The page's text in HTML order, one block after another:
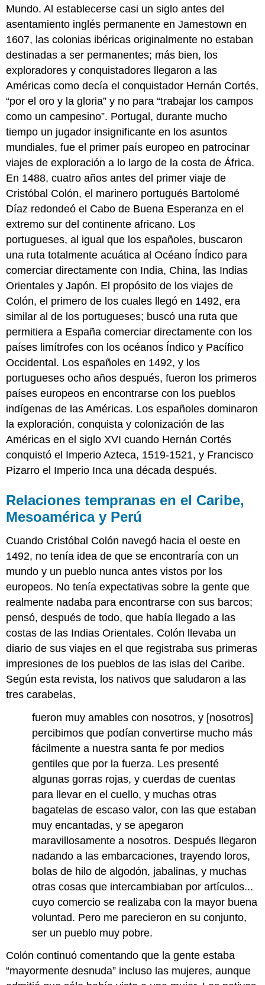
Mundo. Al establecerse casi un siglo antes del
asentamiento inglés permanente en Jamestown en
1607, las colonias ibéricas originalmente no estaban
destinadas a ser permanentes; más bien, los
exploradores y conquistadores llegaron a las
Américas como decía el conquistador Hernán Cortés,
“por el oro y la gloria” y no para “trabajar los campos
como un campesino”. Portugal, durante mucho
tiempo un jugador insignificante en los asuntos
mundiales, fue el primer país europeo en patrocinar
viajes de exploración a lo largo de la costa de África.
En 1488, cuatro años antes del primer viaje de
Cristóbal Colón, el marinero portugués Bartolomé
Díaz redondeó el Cabo de Buena Esperanza en el
extremo sur del continente africano. Los
portugueses, al igual que los españoles, buscaron
una ruta totalmente acuática al Océano Índico para
comerciar directamente con India, China, las Indias
Orientales y Japón. El propósito de los viajes de
Colón, el primero de los cuales llegó en 1492, era
similar al de los portugueses; buscó una ruta que
permitiera a España comerciar directamente con los
países limítrofes con los océanos Índico y Pacífico
Occidental. Los españoles en 1492, y los
portugueses ocho años después, fueron los primeros
países europeos en encontrarse con los pueblos
indígenas de las Américas. Los españoles dominaron
la exploración, conquista y colonización de las
Américas en el siglo XVI cuando Hernán Cortés
conquistó el Imperio Azteca, 1519-1521, y Francisco
Pizarro el Imperio Inca una década después.
Relaciones tempranas en el Caribe,
Mesoamérica y Perú
Cuando Cristóbal Colón navegó hacia el oeste en
1492, no tenía idea de que se encontraría con un
mundo y un pueblo nunca antes vistos por los
europeos. No tenía expectativas sobre la gente que
realmente nadaba para encontrarse con sus barcos;
pensó, después de todo, que había llegado a las
costas de las Indias Orientales. Colón llevaba un
diario de sus viajes en el que registraba sus primeras
impresiones de los pueblos de las islas del Caribe.
Según esta revista, los nativos que saludaron a las
tres carabelas,
fueron muy amables con nosotros, y [nosotros]
percibimos que podían convertirse mucho más
fácilmente a nuestra santa fe por medios
gentiles que por la fuerza. Les presenté
algunas gorras rojas, y cuerdas de cuentas
para llevar en el cuello, y muchas otras
bagatelas de escaso valor, con las que estaban
muy encantadas, y se apegaron
maravillosamente a nosotros. Después llegaron
nadando a las embarcaciones, trayendo loros,
bolas de hilo de algodón, jabalinas, y muchas
otras cosas que intercambiaban por artículos...
cuyo comercio se realizaba con la mayor buena
voluntad. Pero me parecieron en su conjunto,
ser un pueblo muy pobre.
Colón continuó comentando que la gente estaba
“mayormente desnuda” incluso las mujeres, aunque